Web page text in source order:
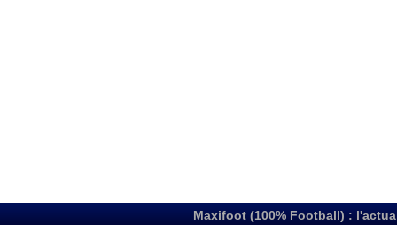
Maxifoot (100% Football) :